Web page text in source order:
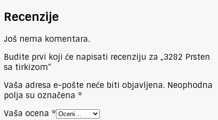
Recenzije
Još nema komentara.
Budite prvi koji će napisati recenziju za „3282 Prsten
sa tirkizom“
Vaša adresa e-pošte neće biti objavljena. Neophodna
polja su označena *
Vaša ocena *